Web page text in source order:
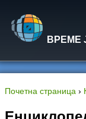
ВРЕМЕ
Y
Почетна страница ›